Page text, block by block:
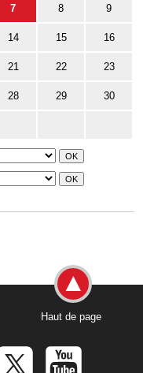
7 8 9
14 15 16
21 22 23
28 29 30
Haut de page